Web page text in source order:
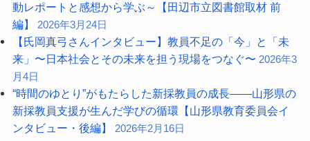
動レポートと感想から学ぶ～【田辺市立図書館取材 前
編】 2026年3月24日
【氏岡真弓さんインタビュー】教員不足の「今」と「未
来」〜日本社会とその未来を担う現場をつなぐ〜 2026年3
月4日
“時間のゆとり”がもたらした新採教員の成長――山形県の
新採教員支援が生んだ学びの循環【山形県教育委員会イ
ンタビュー・後編】 2026年2月16日